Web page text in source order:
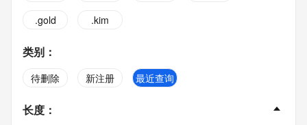
.gold
.kim
类别 ：
待删除 新注册 最近查询
长度 ：